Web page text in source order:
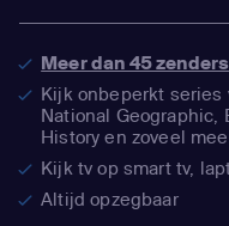
Meer dan 45 zenders
Kijk onbeperkt series
National Geographic,
History en zoveel
Kijk tv op smart tv,
Altijd opzegbaar